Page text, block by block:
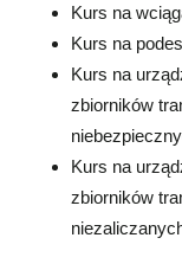
Kurs na
Kurs na
Kurs na
zbiorników
Kurs na
zbiorników